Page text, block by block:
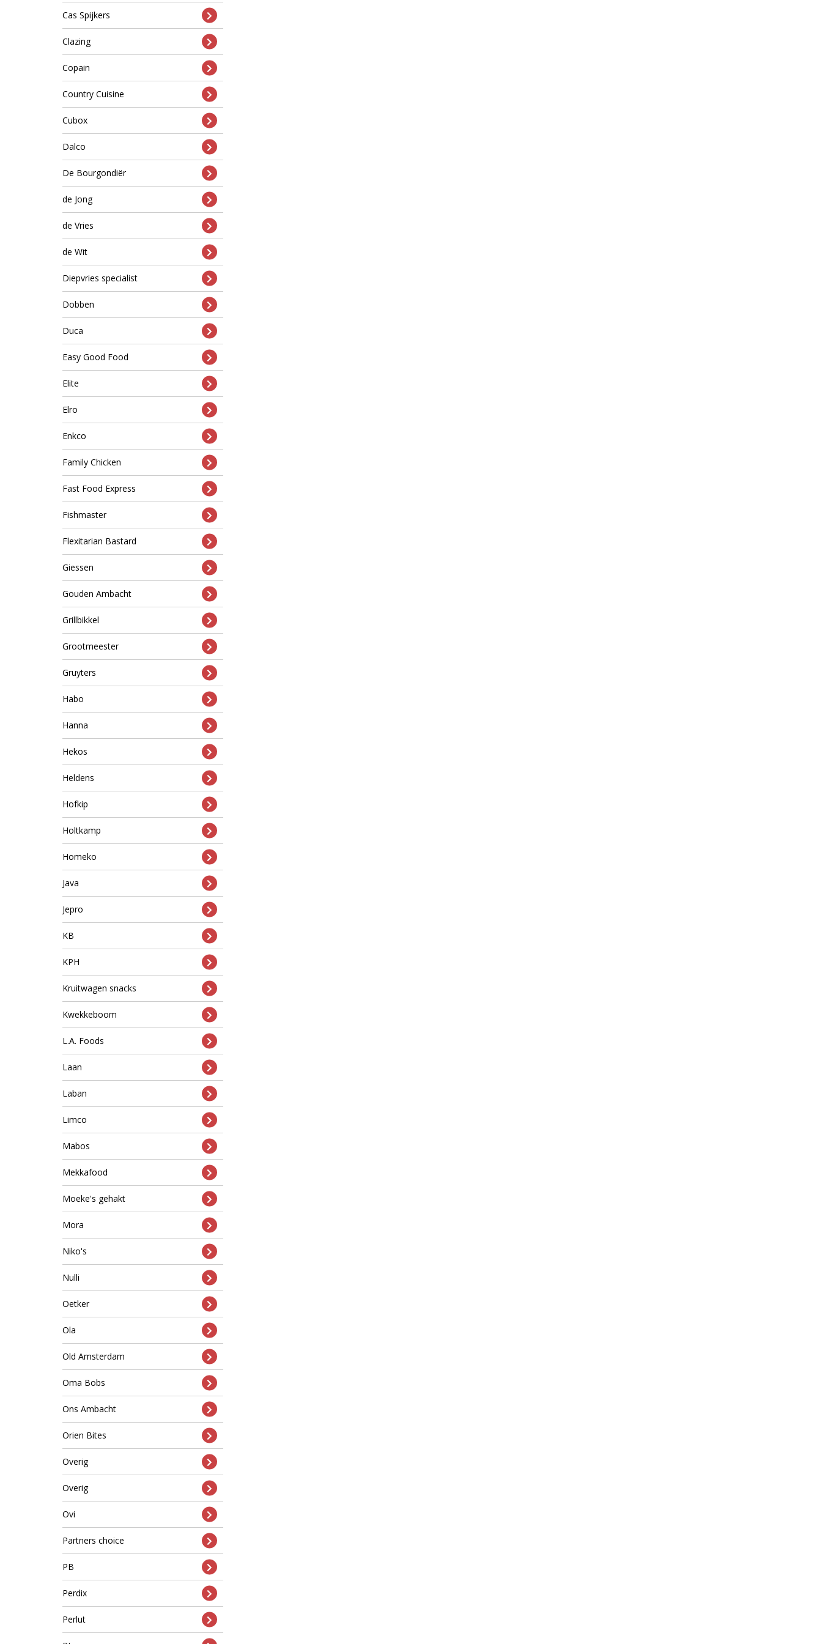
Cas Spijkers
Clazing
Copain
Country Cuisine
Cubox
Dalco
De Bourgondiër
de Jong
de Vries
de Wit
Diepvries specialist
Dobben
Duca
Easy Good Food
Elite
Elro
Enkco
Family Chicken
Fast Food Express
Fishmaster
Flexitarian Bastard
Giessen
Gouden Ambacht
Grillbikkel
Grootmeester
Gruyters
Habo
Hanna
Hekos
Heldens
Hofkip
Holtkamp
Homeko
Java
Jepro
KB
KPH
Kruitwagen snacks
Kwekkeboom
L.A. Foods
Laan
Laban
Limco
Mabos
Mekkafood
Moeke's gehakt
Mora
Niko's
Nulli
Oetker
Ola
Old Amsterdam
Oma Bobs
Ons Ambacht
Orien Bites
Overig
Overig
Ovi
Partners choice
PB
Perdix
Perlut